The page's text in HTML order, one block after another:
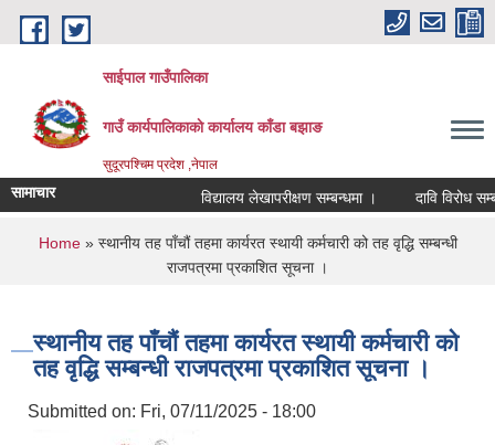
Skip to main content
साईपाल गाउँपालिका
गाउँ कार्यपालिकाकाे कार्यालय काँडा बझाङ
सुदूरपश्चिम प्रदेश ,नेपाल
सामाचार विद्यालय लेखापरीक्षण सम्बन्धमा । दावि विरोध
You are here
Home» स्थानीय तह पाँचौं तहमा कार्यरत स्थायी कर्मचारी को तह वृद्धि सम्बन्धी
राजपत्रमा प्रकाशित सूचना ।
स्थानीय तह पाँचौं तहमा कार्यरत स्थायी कर्मचारी को
तह वृद्धि सम्बन्धी राजपत्रमा प्रकाशित सूचना ।
Submitted on: Fri, 07/11/2025 - 18:00